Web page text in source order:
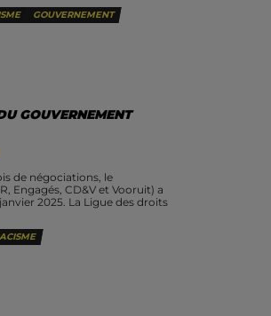
GOUVERNEMENT
GOUVERNEMENT
de négociations, le
Engagés, CD&V et Vooruit) a
2025. La Ligue des droits